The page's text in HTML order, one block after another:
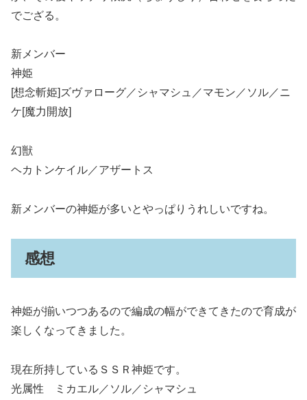
でござる。
新メンバー
神姫
[想念斬姫]ズヴァローグ／シャマシュ／マモン／ソル／ニ
ケ[魔力開放]
幻獣
ヘカトンケイル／アザートス
新メンバーの神姫が多いとやっぱりうれしいですね。
感想
神姫が揃いつつあるので編成の幅ができてきたので育成が
楽しくなってきました。
現在所持しているＳＳＲ神姫です。
光属性 ミカエル／ソル／シャマシュ